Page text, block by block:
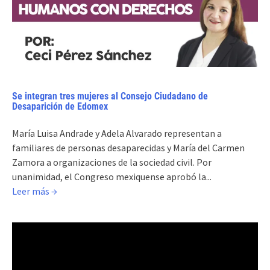
Se integran tres mujeres al Consejo Ciudadano de
Desaparición de Edomex
María Luisa Andrade y Adela Alvarado representan a
familiares de personas desaparecidas y María del Carmen
Zamora a organizaciones de la sociedad civil. Por
unanimidad, el Congreso mexiquense aprobó la...
Leer más →